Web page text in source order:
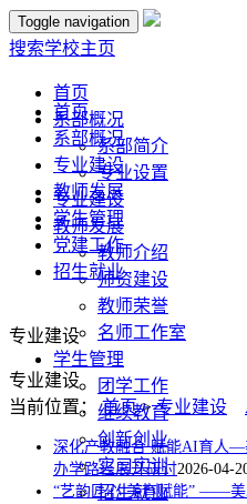
Toggle navigation
搜索学校主页
首页
系部概况
系部简介
专业设置
专业建设
教师发展
教师介绍
师资建设
教师荣誉
名师工作室
学生管理
团学工作
继续教育
创新创业
实习实训
招生就业
首页
系部概况
专业建设
教师发展
学生管理
党建工作
招生就业
专业建设
专业建设
当前位置：首页>专业建设
深化产教融合 赋能AI育人—
办学路径展开研讨2026-04-
“艺韵匠心 美育赋能” ——